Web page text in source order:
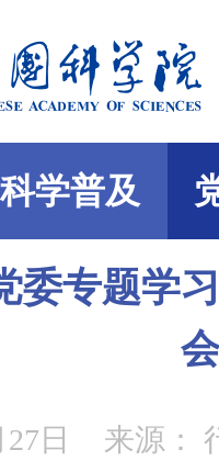
科学普及
委专题学
日 来源：